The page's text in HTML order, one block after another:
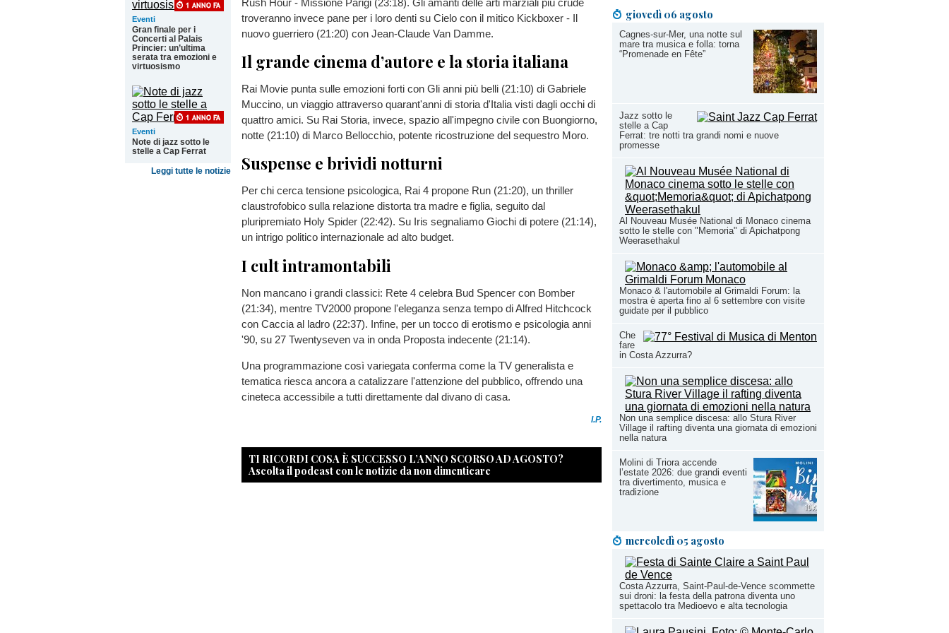
giovedì 06 agosto
Cagnes-sur-Mer, una notte sul
mare tra musica e folla: torna
“Promenade en Fête”
Jazz sotto le
stelle a Cap
Ferrat: tre notti tra grandi nomi e nuove
promesse
Al Nouveau Musée National di Monaco cinema
sotto le stelle con "Memoria" di Apichatpong
Weerasethakul
Monaco & l'automobile al Grimaldi Forum: la
mostra è aperta fino al 6 settembre con visite
guidate per il pubblico
Che
fare
in Costa Azzurra?
Non una semplice discesa: allo Stura River
Village il rafting diventa una giornata di emozioni
nella natura
Molini di Triora accende
l’estate 2026: due grandi eventi
tra divertimento, musica e
tradizione
mercoledì 05 agosto
Costa Azzurra, Saint-Paul-de-Vence scommette
sui droni: la festa della patrona diventa uno
spettacolo tra Medioevo e alta tecnologia
Eventi
Gran finale per i
Concerti al Palais
Princier: un’ultima
serata tra emozioni e
virtuosismo
Eventi
Note di jazz sotto le
stelle a Cap Ferrat
Leggi tutte le notizie
troveranno invece pane per i loro denti su Cielo con il mitico Kickboxer - Il
nuovo guerriero (21:20) con Jean-Claude Van Damme.
Il grande cinema d’autore e la storia italiana
Rai Movie punta sulle emozioni forti con Gli anni più belli (21:10) di Gabriele
Muccino, un viaggio attraverso quarant'anni di storia d'Italia visti dagli occhi di
quattro amici. Su Rai Storia, invece, spazio all'impegno civile con Buongiorno,
notte (21:10) di Marco Bellocchio, potente ricostruzione del sequestro Moro.
Suspense e brividi notturni
Per chi cerca tensione psicologica, Rai 4 propone Run (21:20), un thriller
claustrofobico sulla relazione distorta tra madre e figlia, seguito dal
pluripremiato Holy Spider (22:42). Su Iris segnaliamo Giochi di potere (21:14),
un intrigo politico internazionale ad alto budget.
I cult intramontabili
Non mancano i grandi classici: Rete 4 celebra Bud Spencer con Bomber
(21:34), mentre TV2000 propone l'eleganza senza tempo di Alfred Hitchcock
con Caccia al ladro (22:37). Infine, per un tocco di erotismo e psicologia anni
'90, su 27 Twentyseven va in onda Proposta indecente (21:14).
Una programmazione così variegata conferma come la TV generalista e
tematica riesca ancora a catalizzare l'attenzione del pubblico, offrendo una
cineteca accessibile a tutti direttamente dal divano di casa.
I.P.
TI RICORDI COSA È SUCCESSO L’ANNO SCORSO AD AGOSTO?
Ascolta il podcast con le notizie da non dimenticare